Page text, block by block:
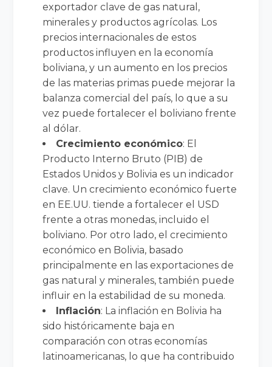
exportador clave de gas natural,
minerales y productos agrícolas. Los
precios internacionales de estos
productos influyen en la economía
boliviana, y un aumento en los precios
de las materias primas puede mejorar la
balanza comercial del país, lo que a su
vez puede fortalecer el boliviano frente
al dólar.
Crecimiento económico: El
Producto Interno Bruto (PIB) de
Estados Unidos y Bolivia es un indicador
clave. Un crecimiento económico fuerte
en EE.UU. tiende a fortalecer el USD
frente a otras monedas, incluido el
boliviano. Por otro lado, el crecimiento
económico en Bolivia, basado
principalmente en las exportaciones de
gas natural y minerales, también puede
influir en la estabilidad de su moneda.
Inflación: La inflación en Bolivia ha
sido históricamente baja en
comparación con otras economías
latinoamericanas, lo que ha contribuido